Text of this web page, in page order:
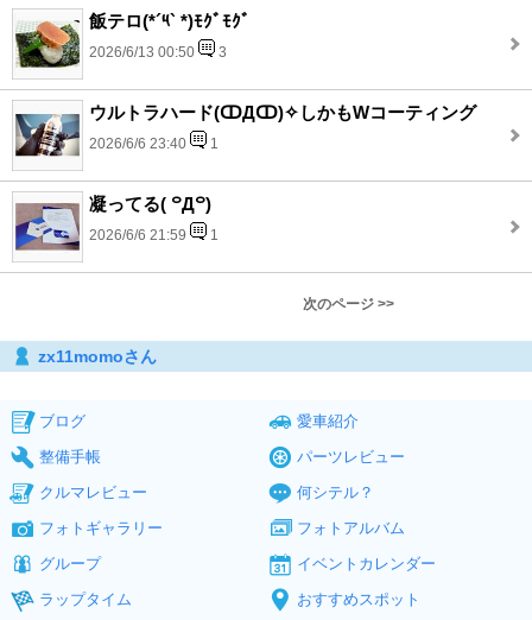
飯テロ(*´༥` *)ﾓｸﾞﾓｸﾞ
2026/6/13 00:50 3
ウルトラハード(ↀДↀ)✧しかもWコーティング
2026/6/6 23:40 1
凝ってる( ꒪Д꒪)
2026/6/6 21:59 1
次のページ >>
zx11momoさん
ブログ
愛車紹介
整備手帳
パーツレビュー
クルマレビュー
何シテル？
フォトギャラリー
フォトアルバム
グループ
イベントカレンダー
ラップタイム
おすすめスポット